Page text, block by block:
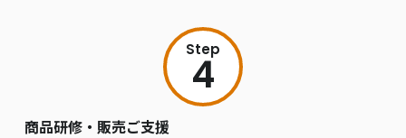
Step
4
商品研修・販売ご支援